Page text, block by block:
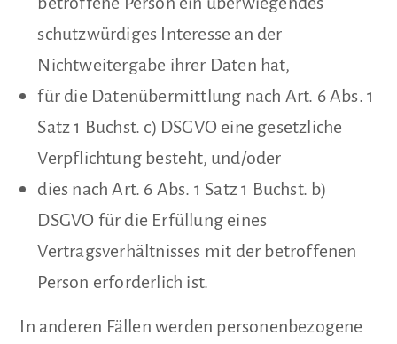
schutzwürdiges Interesse an der
Nichtweitergabe ihrer Daten hat,
für die Datenübermittlung nach Art. 6 Abs. 1
Satz 1 Buchst. c) DSGVO eine gesetzliche
Verpflichtung besteht, und/oder
dies nach Art. 6 Abs. 1 Satz 1 Buchst. b)
DSGVO für die Erfüllung eines
Vertragsverhältnisses mit der betroffenen
Person erforderlich ist.
In anderen Fällen werden personenbezogene